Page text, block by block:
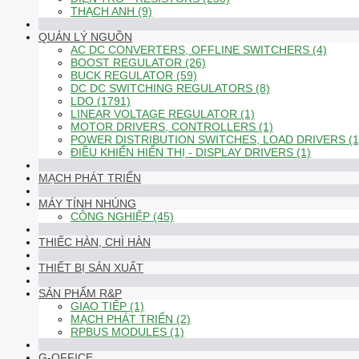
THẠCH ANH (9)
QUẢN LÝ NGUỒN
AC DC CONVERTERS, OFFLINE SWITCHERS (4)
BOOST REGULATOR (26)
BUCK REGULATOR (59)
DC DC SWITCHING REGULATORS (8)
LDO (1791)
LINEAR VOLTAGE REGULATOR (1)
MOTOR DRIVERS, CONTROLLERS (1)
POWER DISTRIBUTION SWITCHES, LOAD DRIVERS
ĐIỀU KHIỂN HIỂN THỊ - DISPLAY DRIVERS (1)
MẠCH PHÁT TRIỂN
MÁY TÍNH NHÚNG
CÔNG NGHIỆP (45)
THIẾC HÀN, CHÌ HÀN
THIẾT BỊ SẢN XUẤT
SẢN PHẨM R&P
GIAO TIẾP (1)
MẠCH PHÁT TRIỂN (2)
RPBUS MODULES (1)